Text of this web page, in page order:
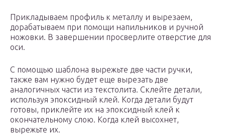
Прикладываем профиль к металлу и вырезаем,
дорабатываем при помощи напильников и ручной
ножовки. В завершении просверлите отверстие для
оси.
С помощью шаблона вырежьте две части ручки,
также вам нужно будет еще вырезать две
аналогичных части из текстолита. Склейте детали,
используя эпоксидный клей. Когда детали будут
готовы, приклейте их на эпоксидный клей к
окончательному слою. Когда клей высохнет,
вырежьте их.